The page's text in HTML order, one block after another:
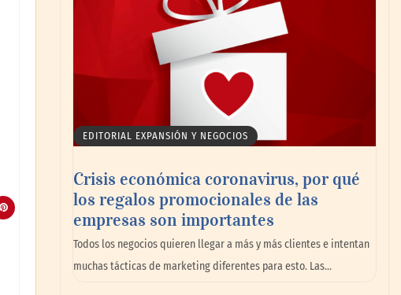
EDITORIAL EXPANSIÓN Y NEGOCIOS
Crisis económica coronavirus, por qué
los regalos promocionales de las
empresas son importantes
Todos los negocios quieren llegar a más y más clientes e intentan
muchas tácticas de marketing diferentes para esto. Las…